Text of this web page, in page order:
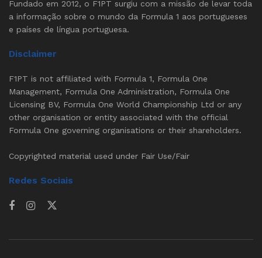
Fundado em 2012, o F1PT surgiu com a missão de levar toda
a informação sobre o mundo da Formula 1 aos portugueses
e países de língua portuguesa.
Disclaimer
F1PT is not affiliated with Formula 1, Formula One
Management, Formula One Administration, Formula One
Licensing BV, Formula One World Championship Ltd or any
other organisation or entity associated with the official
Formula One governing organisations or their shareholders.
Copyrighted material used under Fair Use/Fair
Redes Sociais